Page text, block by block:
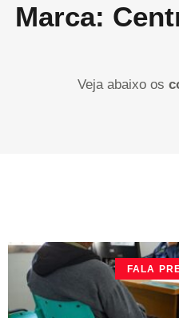
Marca:
Veja abaixo os
FALA